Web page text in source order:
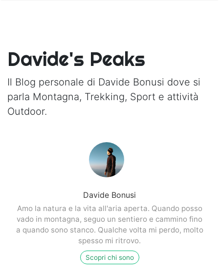
Davide's Peaks
Il Blog personale di Davide Bonusi dove si
parla Montagna, Trekking, Sport e attività
Outdoor.
Davide Bonusi
Amo la natura e la vita all'aria aperta. Quando posso
vado in montagna, seguo un sentiero e cammino fino
a quando sono stanco. Qualche volta mi perdo, molto
spesso mi ritrovo.
Scopri chi sono